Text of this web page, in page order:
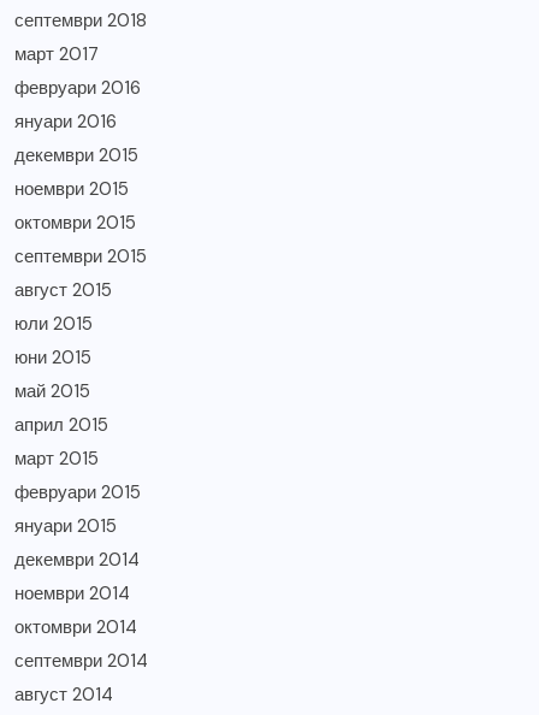
септември 2018
март 2017
февруари 2016
януари 2016
декември 2015
ноември 2015
октомври 2015
септември 2015
август 2015
юли 2015
юни 2015
май 2015
април 2015
март 2015
февруари 2015
януари 2015
декември 2014
ноември 2014
октомври 2014
септември 2014
август 2014